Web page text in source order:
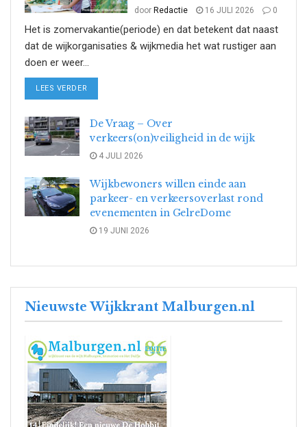
door Redactie 16 JULI 2026 0
Het is zomervakantie(periode) en dat betekent dat naast
dat de wijkorganisaties & wijkmedia het wat rustiger aan
doen er weer...
LEES VERDER
De Vraag – Over
verkeers(on)veiligheid in de wijk
4 JULI 2026
Wijkbewoners willen einde aan
parkeer- en verkeersoverlast rond
evenementen in GelreDome
19 JUNI 2026
Nieuwste Wijkkrant Malburgen.nl